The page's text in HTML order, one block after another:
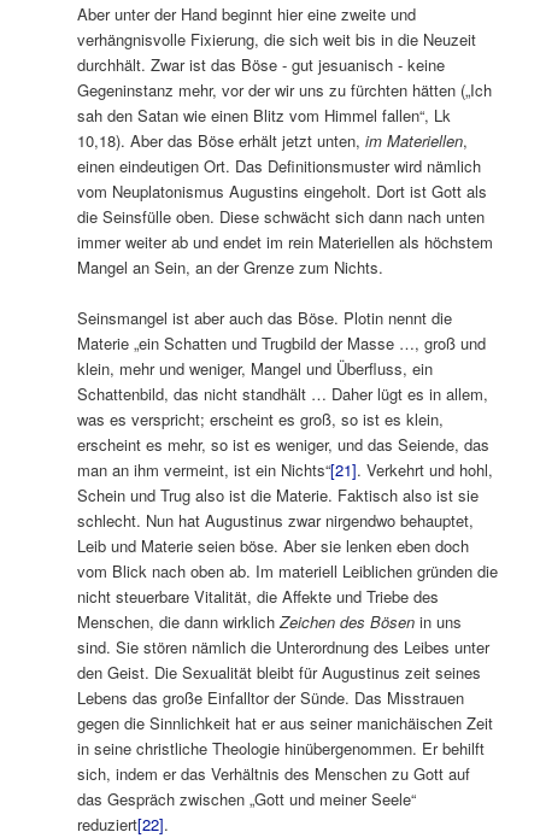
Aber unter der Hand beginnt hier eine zweite und
verhängnisvolle Fixierung, die sich weit bis in die Neuzeit
durchhält. Zwar ist das Böse ‑ gut jesuanisch ‑ keine
Gegeninstanz mehr, vor der wir uns zu fürchten hätten („Ich
sah den Satan wie einen Blitz vom Himmel fallen“, Lk
10,18). Aber das Böse erhält jetzt unten,im Materiellen,
einen eindeutigen Ort. Das Definitionsmuster wird nämlich
vom Neuplatonismus Augustins eingeholt. Dort ist Gott als
die Seinsfülle oben. Diese schwächt sich dann nach unten
immer weiter ab und endet im rein Materiellen als höchstem
Mangel an Sein, an der Grenze zum Nichts.
Seinsmangel ist aber auch das Böse. Plotin nennt die
Materie „ein Schatten und Trugbild der Masse …, groß und
klein, mehr und weniger, Mangel und Überfluss, ein
Schattenbild, das nicht standhält … Daher lügt es in allem,
was es verspricht; erscheint es groß, so ist es klein,
erscheint es mehr, so ist es weniger, und das Seiende, das
man an ihm vermeint, ist ein Nichts“[21]. Verkehrt und hohl,
Schein und Trug also ist die Materie. Faktisch also ist sie
schlecht. Nun hat Augustinus zwar nirgendwo behauptet,
Leib und Materie seien böse. Aber sie lenken eben doch
vom Blick nach oben ab. Im materiell Leiblichen gründen die
nicht steuerbare Vitalität, die Affekte und Triebe des
Menschen, die dann wirklichZeichen des Bösen in uns
sind. Sie stören nämlich die Unterordnung des Leibes unter
den Geist. Die Sexualität bleibt für Augustinus zeit seines
Lebens das große Einfalltor der Sünde. Das Misstrauen
gegen die Sinnlichkeit hat er aus seiner manichäischen Zeit
in seine christliche Theologie hinübergenommen. Er behilft
sich, indem er das Verhältnis des Menschen zu Gott auf
das Gespräch zwischen „Gott und meiner Seele“
reduziert[22].